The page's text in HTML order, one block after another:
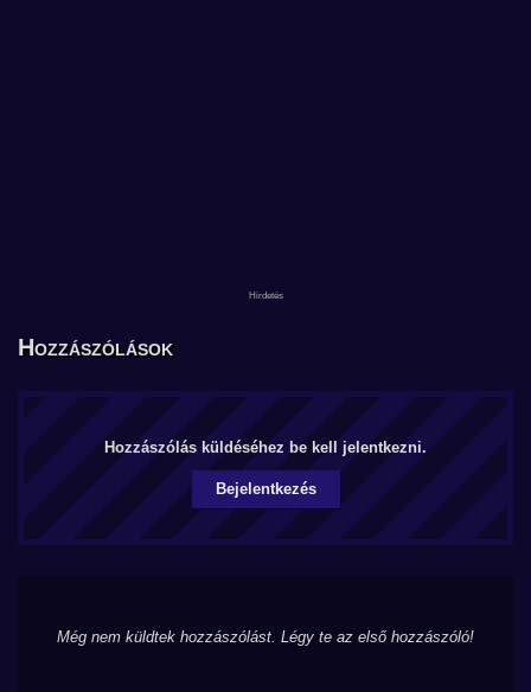
Hozzászólások
Hozzászólás küldéséhez be kell jelentkezni.
Bejelentkezés
Még nem küldtek hozzászólást. Légy te az első hozzászóló!